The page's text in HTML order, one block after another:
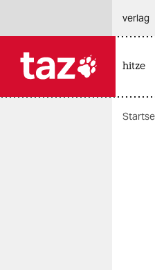
verlag
hitze